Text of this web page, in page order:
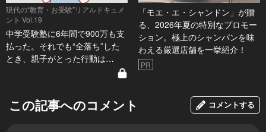
現代の“教育・お受験”リアルドキュメ
ント Vol.19
中学受験塾に6年間で900万も支
払った。それでも“全落ち”した
とき、親子がとった行動は…
「モエ・エ・シャンドン」が贈
る、2026年夏の特別なプロモー
ション。極上のシャンパンを味
わえる厳選店舗を一挙紹介！
PR
この記事へのコメント コメントする